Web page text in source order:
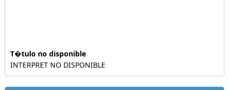
T�tulo no disponible
INTERPRET NO DISPONIBLE